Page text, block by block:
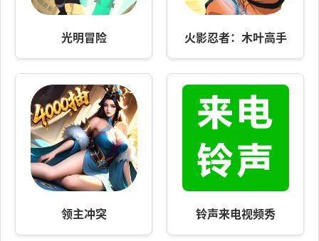
光明冒险 火影忍者：木叶高手
领主冲突 铃声来电视频秀